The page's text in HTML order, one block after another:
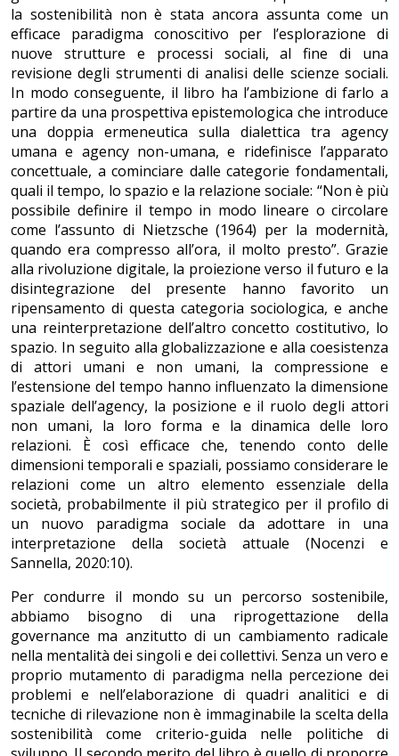
la sostenibilità non è stata ancora assunta come un
efficace paradigma conoscitivo per l’esplorazione di
nuove strutture e processi sociali, al fine di una
revisione degli strumenti di analisi delle scienze sociali.
In modo conseguente, il libro ha l’ambizione di farlo a
partire da una prospettiva epistemologica che introduce
una doppia ermeneutica sulla dialettica tra agency
umana e agency non-umana, e ridefinisce l’apparato
concettuale, a cominciare dalle categorie fondamentali,
quali il tempo, lo spazio e la relazione sociale: “Non è più
possibile definire il tempo in modo lineare o circolare
come l’assunto di Nietzsche (1964) per la modernità,
quando era compresso all’ora, il molto presto”. Grazie
alla rivoluzione digitale, la proiezione verso il futuro e la
disintegrazione del presente hanno favorito un
ripensamento di questa categoria sociologica, e anche
una reinterpretazione dell’altro concetto costitutivo, lo
spazio. In seguito alla globalizzazione e alla coesistenza
di attori umani e non umani, la compressione e
l’estensione del tempo hanno influenzato la dimensione
spaziale dell’agency, la posizione e il ruolo degli attori
non umani, la loro forma e la dinamica delle loro
relazioni. È così efficace che, tenendo conto delle
dimensioni temporali e spaziali, possiamo considerare le
relazioni come un altro elemento essenziale della
società, probabilmente il più strategico per il profilo di
un nuovo paradigma sociale da adottare in una
interpretazione della società attuale (Nocenzi e
Sannella, 2020:10).
Per condurre il mondo su un percorso sostenibile,
abbiamo bisogno di una riprogettazione della
governance ma anzitutto di un cambiamento radicale
nella mentalità dei singoli e dei collettivi. Senza un vero e
proprio mutamento di paradigma nella percezione dei
problemi e nell’elaborazione di quadri analitici e di
tecniche di rilevazione non è immaginabile la scelta della
sostenibilità come criterio-guida nelle politiche di